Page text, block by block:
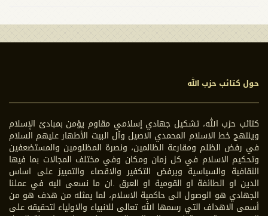
حول كتائب حزب الله
كتائب حزب الله، تشكيل جهادي إسلامي مقاوم يؤمن بمبادئ الإسلام
وينتهج خط الاسلام المحمدي الاصيل وآل البيت الأطهار عليهم السلام
في رفض الظلم ومقارعة الظالمين، ونصرة المظلومين والمستضعفين
وتحكيم الاسلام في كل زمان ومكان وفي مختلف المجالات بما فيها
الثقافية والسياسية ويرفض التكفير والاقصاء والتمييز على اساس
الدين او الطائفة او القومية او العرق .ان ما نسعى اليه في عملنا
الجهادي هو الوصول الى حاكمية الاسلام، لما يمثله من هدف هو من
أسمى الاهداف التي رسمها الله تعالى للانبياء والاولياء لتحقيقه على